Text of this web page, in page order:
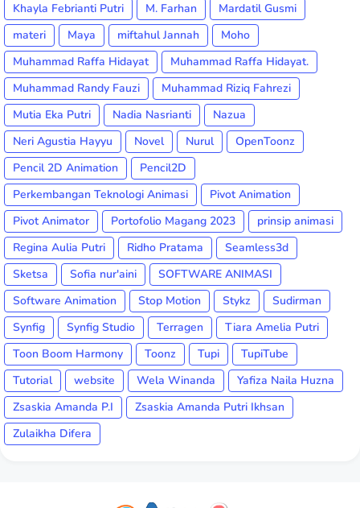
Khayla Febrianti Putri
M. Farhan
Mardatil Gusmi
materi
Maya miftahul Jannah
Moho
Muhammad Raffa Hidayat
Muhammad Raffa Hidayat.
Muhammad Randy Fauzi
Muhammad Riziq Fahrezi
Mutia Eka Putri
Nadia Nasrianti
Nazua
Neri Agustia Hayyu
Novel Nurul
OpenToonz
Pencil 2D Animation
Pencil2D
Perkembangan Teknologi Animasi
Pivot Animation
Pivot Animator
Portofolio Magang 2023
prinsip animasi
Regina Aulia Putri
Ridho Pratama
Seamless3d
Sketsa
Sofia nur'aini
SOFTWARE ANIMASI
Software Animation
Stop Motion Stykz
Sudirman
Synfig
Synfig Studio Terragen
Tiara Amelia Putri
Toon Boom Harmony
Toonz Tupi
TupiTube
Tutorial
website Wela Winanda
Yafiza Naila Huzna
Zsaskia Amanda P.I
Zsaskia Amanda Putri Ikhsan
Zulaikha Difera